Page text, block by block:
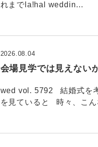
れまでla!hal weddin…
会場見学では見えない
2026.08.04
wed vol. 5792 結婚式を
を見ていると 時々、こ